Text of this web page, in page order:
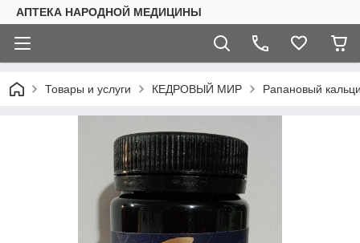
АПТЕКА НАРОДНОЙ МЕДИЦИНЫ
Товары и услуги КЕДРОВЫЙ МИР Рапановый